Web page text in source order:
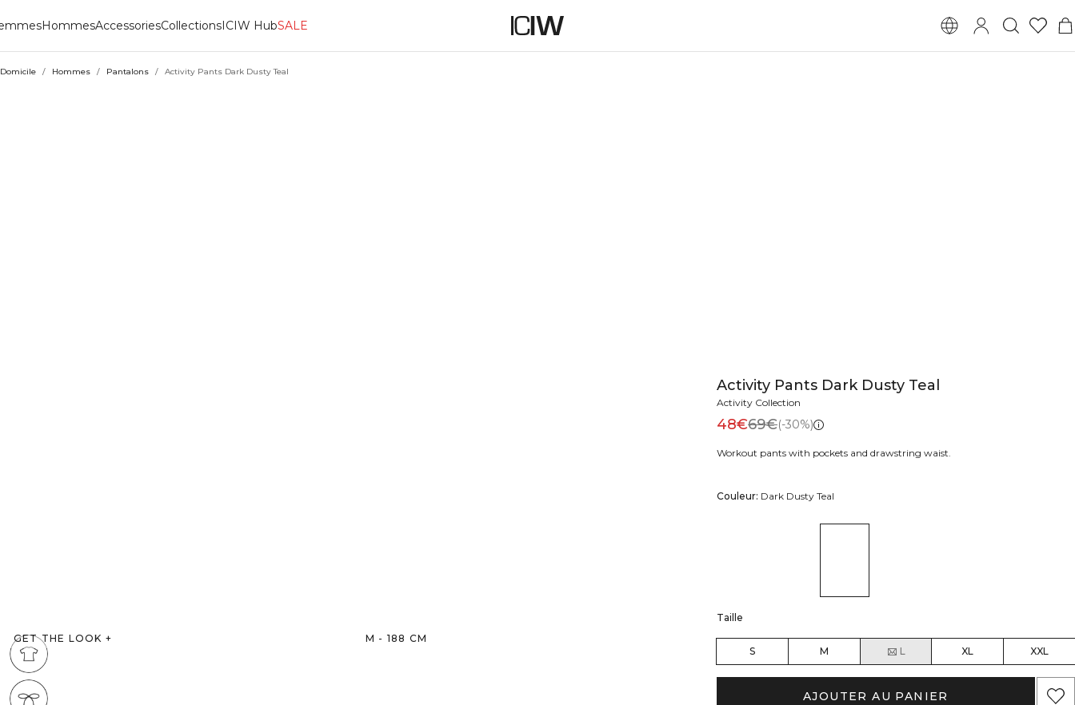
HommesAccessoriesCollectionsICIW HubSALE
Domicile / Hommes / Pantalons / Activity Pants Dark Dusty Teal
GET THE LOOK + M - 188 CM
Activity Pants Dark Dusty Teal
Activity Collection
48€69€(-30%)
Workout pants with pockets and drawstring waist.
Couleur: Dark Dusty Teal
Taille
S M L XL XXL
AJOUTER AU PANIER